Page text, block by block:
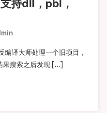
持dll，pbl，
译大师处理一个旧项目，
果搜索之后发现 […]